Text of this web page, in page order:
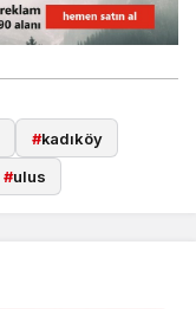
#kadıköy
#ulus